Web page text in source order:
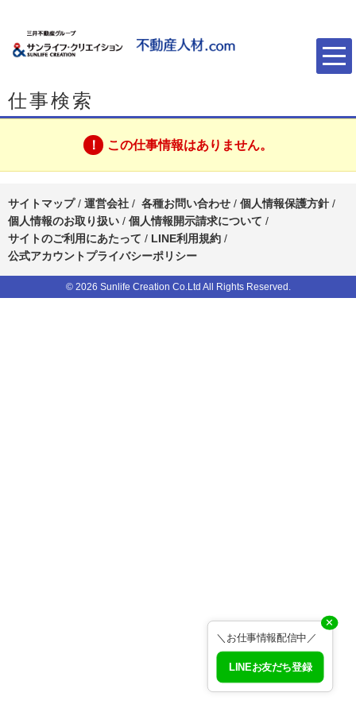
仕事検索
この仕事情報はありません。
サイトマップ/ 運営会社 / 各種お問い合わせ / 個人情報保護方針 /
個人情報のお取り扱い / 個人情報開示請求について /
サイトのご利用にあたって / LINE利用規約 /
公式アカウントプライバシーポリシー
✕
＼お仕事情報配信中／
LINEお友だち登録
© 2026 Sunlife Creation Co.Ltd All Rights Reserved.